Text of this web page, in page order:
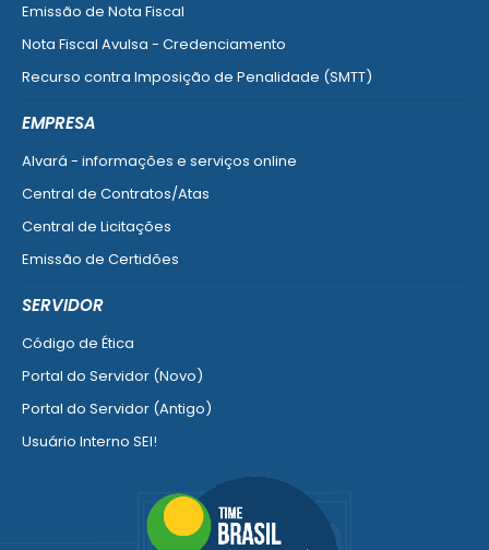
Emissão de Nota Fiscal
Nota Fiscal Avulsa - Credenciamento
Recurso contra Imposição de Penalidade (SMTT)
EMPRESA
Alvará - informações e serviços online
Central de Contratos/Atas
Central de Licitações
Emissão de Certidões
SERVIDOR
Código de Ética
Portal do Servidor (Novo)
Portal do Servidor (Antigo)
Usuário Interno SEI!
Portal do Segurado